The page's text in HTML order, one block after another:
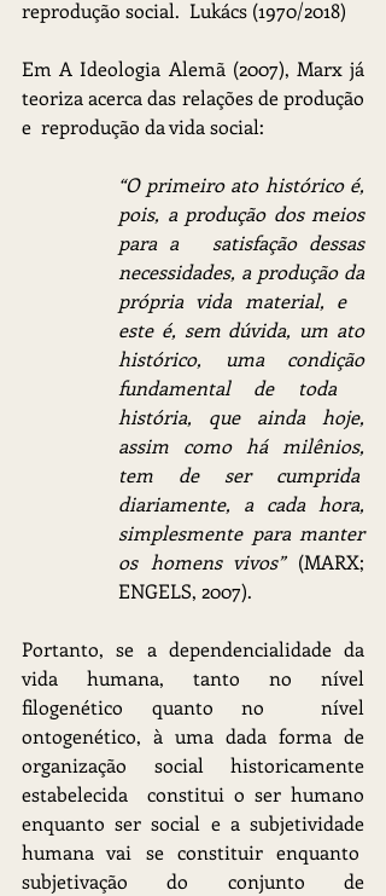
reprodução social.  Lukács (1970/2018)
Em A Ideologia Alemã (2007), Marx já
teoriza acerca das relações de produção
e  reprodução da vida social:
“O primeiro ato histórico é,
pois, a produção dos meios
para a   satisfação dessas
necessidades, a produção da
própria vida material, e
este é, sem dúvida, um ato
histórico, uma condição
fundamental de toda
história, que ainda hoje,
assim como há milênios,
tem de ser cumprida
diariamente, a cada hora,
simplesmente para manter
os homens vivos” (MARX;
ENGELS, 2007).
Portanto, se a dependencialidade da
vida humana, tanto no nível
filogenético quanto no  nível
ontogenético, à uma dada forma de
organização social historicamente
estabelecida  constitui o ser humano
enquanto ser social e a subjetividade
humana vai se constituir enquanto
subjetivação do conjunto de